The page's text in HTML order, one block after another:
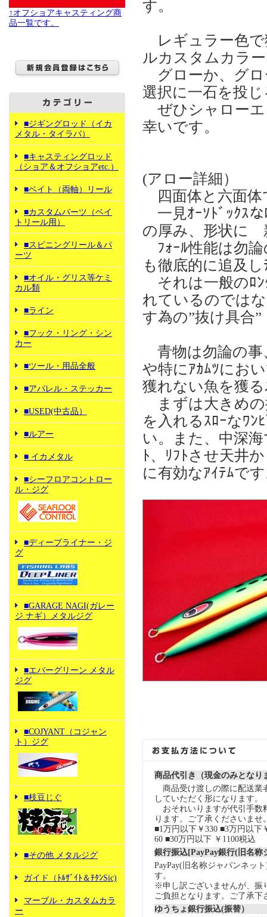
↑オフショアキャスティング商
品一覧です。
■ジギングロッド（イカ
メタル・タイラバ）
■キャスティングロッド
（ショア＆オフショアetc.）
■ベイト（両軸）リール
■カスタムパーツ（ベイ
トリール用）
■スピニングリール＆パ
ーツ
■オイル・グリス等ケミ
カル類
■ライン
■フック・リング・シン
カー
■ツール・用品全般
■アパレル・ステッカー
■USED(中古品）
■ルアー
■ イカメタル
■シーフロアコントロー
ル・ジグ
■ディープライナー・ジ
グ
■GARAGE NAGI(ガレー
ジ ナギ）メタルジグ
■エバーグリーン メタル
ジグ
■COJYANT（コジャン
ト）ジグ
■枝豆じぐ
■その他 メタルジグ
ガイド（ﾄﾙｻﾞｲﾄ＆ﾁﾀﾝSic)
マーブル・カスタムカラ
ー
す。
レギュラー色で
ルカスタムカラ
グローか、グロ
選択に一石を投
ぜひシャローエ
幸いです。
(アロー詳細）
四面体と六面体
一見ｵｰｿﾄﾞｯｸｽ
の厚み、形状に
ﾌｫｰﾙ性能は勿論
も徹底的に追及
それは一般のﾛﾝ
れているのでは
す為の”抜け具合
青物は勿論の事
や特にｱｶﾑﾂにお
獲れない魚を獲
まずは大きめの
を入れるｽﾛｰなﾜﾝ
い。また、中深
ﾄ、ﾘﾌﾄさせ天井
に有効なｱｲﾃﾑで
商品代引き（現金のみとなり
商品受け渡しの際に配送業
していただく形になります。
おそれいりますが代引手数
ります。ご了承くださいませ
■1万円以下￥330 ■3万円以下
60 ■30万円以下 ￥1100税込
銀行振込[PayPay銀行(旧名称
PayPay(旧名称ジャパンネッ
す。
※申し訳ございませんが、振
ご負担となります。ご了承下
ゆうちょ銀行振込(振替）